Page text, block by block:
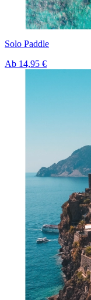
Solo Paddle
Ab 14,95 €